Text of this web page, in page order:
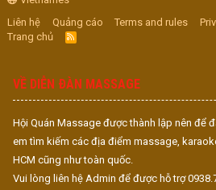
Liên hệ
Quảng cáo Terms and rules
Trang chủ
R
S
VỀ DIỄN ĐÀN MASSAGE
Hội Quán Massage được thành lập nên để
em tìm kiếm các địa điểm massage,
HCM cũng như toàn quốc.
Vui lòng liên hệ Admin để được hỗ trợ